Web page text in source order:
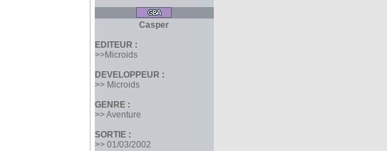
Casper
EDITEUR :
>>Microids
DEVELOPPEUR :
>> Microids
GENRE :
>> Aventure
SORTIE :
>> 01/03/2002